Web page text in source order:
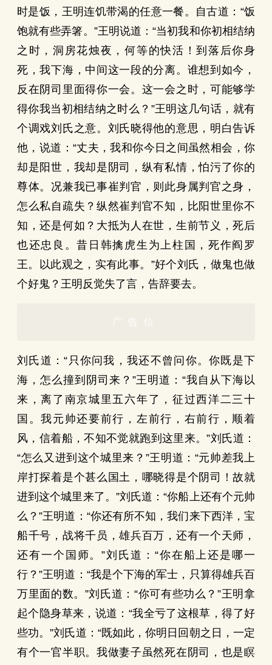
时是饭，王明连饥带渴的任意一餐。自古道：“饭
饱就有些弄箸。”王明说道：“当初我和你初相结纳
之时，洞房花烛夜，何等的快活！到落后你身
死，我下海，中间这一段的分离。谁想到如今，
反在阴司里面得你一会。这一会之时，可能够学
得你我当初相结纳之时么？”王明这几句话，就有
个调戏刘氏之意。刘氏晓得他的意思，明白告诉
他，说道：“丈夫，我和你今日之间虽然相会，你
却是阳世，我却是阴司，纵有私情，怕污了你的
尊体。况兼我已事崔判官，则此身属判官之身，
怎么私自疏失？纵然崔判官不知，比阳世里你不
知，还是何如？大抵为人在世，生前节义，死后
也还忠良。昔日韩擒虎生为上柱国，死作阎罗
王。以此观之，实有此事。”好个刘氏，做鬼也做
个好鬼？王明反觉失了言，告辞要去。
广告位
刘氏道：“只你问我，我还不曾问你。你既是下
海，怎么撞到阴司来？”王明道：“我自从下海以
来，离了南京城里五六年了，征过西洋二三十
国。我元帅还要前行，左前行，右前行，顺着
风，信着船，不知不觉就跑到这里来。”刘氏道：
“怎么又进到这个城里来？”王明道：“元帅差我上
岸打探着是个甚么国土，哪晓得是个阴司！故就
进到这个城里来了。”刘氏道：“你船上还有个元帅
么？”王明道：“你还有所不知，我们来下西洋，宝
船千号，战将千员，雄兵百万，还有一个天师，
还有一个国师。”刘氏道：“你在船上还是哪一
行？”王明道：“我是个下海的军士，只算得雄兵百
万里面的数。”刘氏道：“你可有些功么？”王明拿
起个隐身草来，说道：“我全亏了这根草，得了好
些功。”刘氏道：“既如此，你明日回朝之日，一定
有个一官半职。我做妻子虽然死在阴司，也是瞑